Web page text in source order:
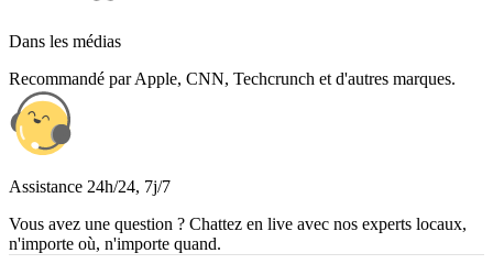
Dans les médias
Recommandé par Apple, CNN, Techcrunch et d'autres marques.
Assistance 24h/24, 7j/7
Vous avez une question ? Chattez en live avec nos experts locaux,
n'importe où, n'importe quand.